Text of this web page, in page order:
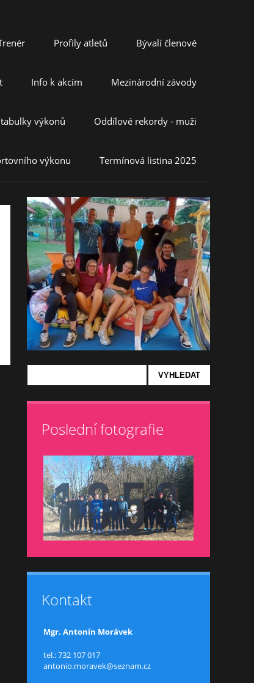
Profily atletů Bývalí členové
Info k akcím Mezinárodní závody
výkonů Oddílové rekordy - muži
výkonu Termínová listina 2025
Poslední fotografie
Kontakt
Mgr. Antonín Morávek
tel.: 732 107 017
antonio.moravek@seznam.cz